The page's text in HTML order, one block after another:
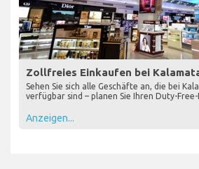
Zollfreies Einkaufen bei
Sehen Sie sich alle Geschäfte an, die bei
verfügbar sind – planen Sie Ihren Duty-
Anzeigen...